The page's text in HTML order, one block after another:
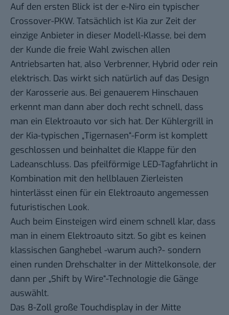
Auf den ersten Blick ist der e-Niro ein typischer
Crossover-PKW. Tatsächlich ist Kia zur Zeit der
einzige Anbieter in dieser Modell-Klasse, bei dem
der Kunde die freie Wahl zwischen allen
Antriebsarten hat, also Verbrenner, Hybrid oder rein
elektrisch. Das wirkt sich natürlich auf das Design
der Karosserie aus. Bei genauerem Hinschauen
erkennt man dann aber doch recht schnell, dass
man ein Elektroauto vor sich hat. Der Kühlergrill in
der Kia-typischen „Tigernasen“-Form ist komplett
geschlossen und beinhaltet die Klappe für den
Ladeanschluss. Das pfeilförmige LED-Tagfahrlicht in
Kombination mit den hellblauen Zierleisten
hinterlässt einen für ein Elektroauto angemessen
futuristischen Look.
Auch beim Einsteigen wird einem schnell klar, dass
man in einem Elektroauto sitzt. So gibt es keinen
klassischen Ganghebel -warum auch?- sondern
einen runden Drehschalter in der Mittelkonsole, der
dann per „Shift by Wire“-Technologie die Gänge
auswählt.
Das 8-Zoll große Touchdisplay in der Mitte